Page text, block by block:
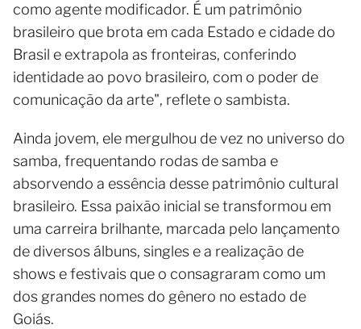
como agente modificador. É um patrimônio
brasileiro que brota em cada Estado e cidade do
Brasil e extrapola as fronteiras, conferindo
identidade ao povo brasileiro, com o poder de
comunicação da arte", reflete o sambista.
Ainda jovem, ele mergulhou de vez no universo do
samba, frequentando rodas de samba e
absorvendo a essência desse patrimônio cultural
brasileiro. Essa paixão inicial se transformou em
uma carreira brilhante, marcada pelo lançamento
de diversos álbuns, singles e a realização de
shows e festivais que o consagraram como um
dos grandes nomes do gênero no estado de
Goiás.